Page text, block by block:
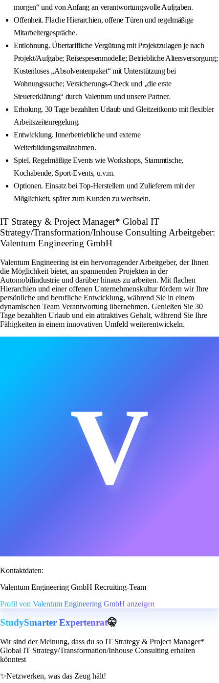
morgen“ und von Anfang an verantwortungsvolle Aufgaben.
Offenheit. Flache Hierarchien, offene Türen und regelmäßige
Mitarbeitergespräche.
Entlohnung. Übertarifliche Vergütung mit Projektzulagen je nach
Projekt/Aufgabe; Reisespesenmodelle; Betriebliche Altersversorgung;
Kostenloses „Absolventenpaket“ mit Unterstützung bei
Wohnungssuche; Versicherungs‑Check und „die erste
Steuererklärung“ durch Valentum und unsere Partner.
Erholung. 30 Tage bezahlten Urlaub und Gleitzeitkonto mit flexibler
Arbeitszeitenregelung.
Entwicklung. Innerbetriebliche und externe
Weiterbildungsmaßnahmen.
Spiel. Regelmäßige Events wie Workshops, Stammtische,
Kochabende, Sport-Events, u.v.m.
Optionen. Einsatz bei Top‑Herstellern und Zulieferern mit der
Möglichkeit, später zum Kunden zu wechseln.
IT Strategy & Project Manager* Global IT
Strategy/Transformation/Inhouse Consulting Arbeitgeber:
Valentum Engineering GmbH
Valentum Engineering ist ein hervorragender Arbeitgeber, der Ihnen
die Möglichkeit bietet, an spannenden Projekten in der
Automobilindustrie und darüber hinaus zu arbeiten. Mit flachen
Hierarchien und einer offenen Unternehmenskultur fördern wir Ihre
persönliche und berufliche Entwicklung, während Sie in einem
dynamischen Team Verantwortung übernehmen. Genießen Sie 30
Tage bezahlten Urlaub und ein attraktives Gehalt, während Sie Ihre
Fähigkeiten in einem innovativen Umfeld weiterentwickeln.
V
Kontaktdaten:
Valentum Engineering GmbH Recruiting-Team
Profil von Valentum Engineering GmbH anzeigen
StudySmarter Expertenrat🤫
Wir sind der Meinung, dass du so IT Strategy & Project Manager*
Global IT Strategy/Transformation/Inhouse Consulting erhalten
könntest
✨Netzwerken, was das Zeug hält!